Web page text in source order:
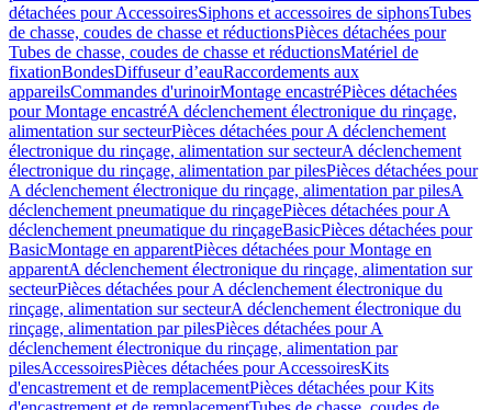
détachées pour AccessoiresSiphons et accessoires de siphonsTubes
de chasse, coudes de chasse et réductionsPièces détachées pour
Tubes de chasse, coudes de chasse et réductionsMatériel de
fixationBondesDiffuseur d’eauRaccordements aux
appareilsCommandes d'urinoirMontage encastréPièces détachées
pour Montage encastréA déclenchement électronique du rinçage,
alimentation sur secteurPièces détachées pour A déclenchement
électronique du rinçage, alimentation sur secteurA déclenchement
électronique du rinçage, alimentation par pilesPièces détachées pour
A déclenchement électronique du rinçage, alimentation par pilesA
déclenchement pneumatique du rinçagePièces détachées pour A
déclenchement pneumatique du rinçageBasicPièces détachées pour
BasicMontage en apparentPièces détachées pour Montage en
apparentA déclenchement électronique du rinçage, alimentation sur
secteurPièces détachées pour A déclenchement électronique du
rinçage, alimentation sur secteurA déclenchement électronique du
rinçage, alimentation par pilesPièces détachées pour A
déclenchement électronique du rinçage, alimentation par
pilesAccessoiresPièces détachées pour AccessoiresKits
d'encastrement et de remplacementPièces détachées pour Kits